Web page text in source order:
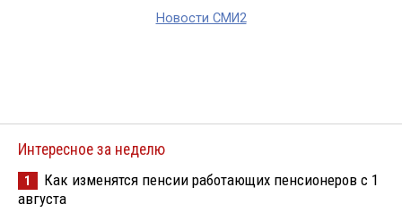
Новости СМИ2
Интересное за неделю
1
Как изменятся пенсии работающих пенсионеров с 1
августа